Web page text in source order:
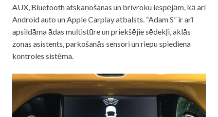
AUX, Bluetooth atskaņošanas un brīvroku iespējām, kā arī
Android auto un Apple Carplay atbalsts. “Adam S” ir arī
apsildāma ādas multistūre un priekšējie sēdekļi, aklās
zonas asistents, parkošanās sensori un riepu spiediena
kontroles sistēma.